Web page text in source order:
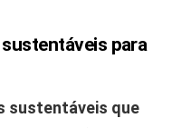
para
sustentáveis que